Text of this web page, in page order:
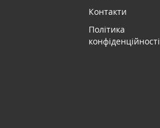
Контакти
Політика
конфіденційності